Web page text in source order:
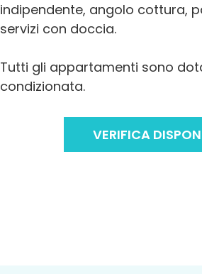
indipendente, angolo cottura,
servizi con doccia.
Tutti gli appartamenti sono
condizionata.
VERIFICA